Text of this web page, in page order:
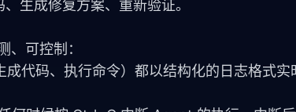
生成修复方案、重新验证。
可控制：
代码、执行命令）都以结构化的日志格式实